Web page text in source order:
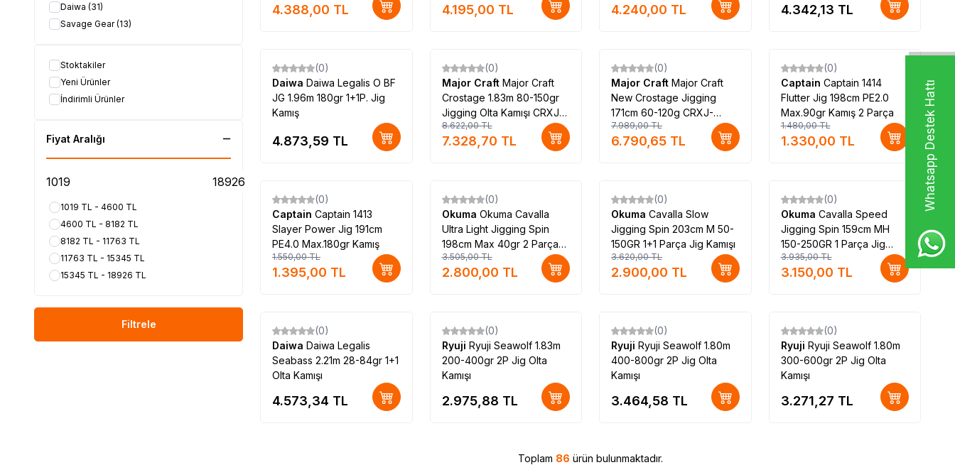
Whatsapp Destek Hattı
Daiwa (31)
Savage Gear(13)
Stoktakiler
Yeni Ürünler
İndirimli Ürünler
Fiyat Aralığı
1019 TL - 4600 TL
4600 TL - 8182 TL
8182 TL - 11763 TL
11763 TL - 15345 TL
15345 TL - 18926 TL
Filtrele
4.388,00 TL 4.195,00 TL 4.240,00 TL 4.342,13 TL
(0)
Daiwa Daiwa Legalis O BF
JG 1.96m 180gr 1+1P. Jig
Kamış
4.873,59 TL
%15
(0)
Major Craft Major Craft
Crostage 1.83m 80-150gr
Jigging Olta Kamışı CRXJ-
S602/4
8.622,00TL
7.328,70 TL
%15
(0)
Major Craft Major Craft
New Crostage Jigging
171cm 60-120g CRXJ-
S58/3 Olta Kamışı
7.989,00TL
6.790,65 TL
%10
(0)
Captain Captain 1414
Flutter Jig 198cm PE2.0
Max.90gr Kamış 2 Parça
1.480,00TL
1.330,00 TL
%10
(0)
Captain Captain 1413
Slayer Power Jig 191cm
PE4.0 Max.180gr Kamış
1.550,00TL
1.395,00 TL
%20
(0)
Okuma Okuma Cavalla
Ultra Light Jigging Spin
198cm Max 40gr 2 Parça
Olta Kamışı
3.505,00TL
2.800,00 TL
%20
(0)
Okuma Cavalla Slow
Jigging Spin 203cm M 50-
150GR 1+1 Parça Jig Kamışı
3.620,00TL
2.900,00 TL
%20
(0)
Okuma Cavalla Speed
Jigging Spin 159cm MH
150-250GR 1 Parça Jig
Kamışı
3.935,00TL
3.150,00 TL
(0)
Daiwa Daiwa Legalis
Seabass 2.21m 28-84gr 1+1
Olta Kamışı
4.573,34 TL
(0)
Ryuji Ryuji Seawolf 1.83m
200-400gr 2P Jig Olta
Kamışı
2.975,88 TL
(0)
Ryuji Ryuji Seawolf 1.80m
400-800gr 2P Jig Olta
Kamışı
3.464,58 TL
(0)
Ryuji Ryuji Seawolf 1.80m
300-600gr 2P Jig Olta
Kamışı
3.271,27 TL
Toplam 86 ürün bulunmaktadır.